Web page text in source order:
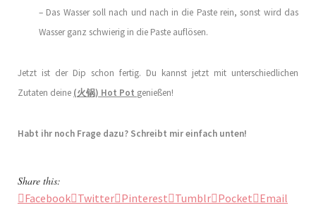
– Das Wasser soll nach und nach in die Paste rein, sonst wird das
Wasser ganz schwierig in die Paste auflösen.
Jetzt ist der Dip schon fertig. Du kannst jetzt mit unterschiedlichen
Zutaten deine (火锅) Hot Pot genießen!
Habt ihr noch Frage dazu? Schreibt mir einfach unten!
Share this:
Facebook Twitter Pinterest Tumblr Pocket Email